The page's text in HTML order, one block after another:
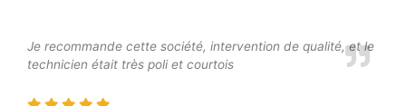
Je recommande cette société, intervention de qualité, et le
technicien était très poli et courtois